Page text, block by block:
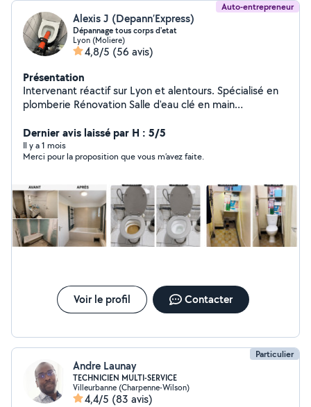
Auto-entrepreneur
Alexis J (Depann’Express)
Dépannage tous corps d'etat
Lyon (Moliere)
4,8/5 (56 avis)
Présentation
Intervenant réactif sur Lyon et alentours. Spécialisé en
plomberie Rénovation Salle d'eau clé en main
canalisation, chauffe-eau Devis + déplacement gratuits
Dernier avis laissé par H : 5/5
Il y a 1 mois
Merci pour la proposition que vous m’avez faite.
Voir le profil Contacter
Particulier
Andre Launay
TECHNICIEN MULTI-SERVICE
Villeurbanne (Charpenne-Wilson)
4,4/5 (83 avis)